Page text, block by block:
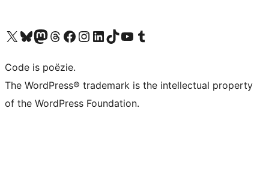
Bezoek ons X (voorheen Twitter) account
Bezoek ons Bluesky account
Bezoek ons Mastodon account
Bezoek ons Threads account
Onze Facebook pagina bezoeken
Bezoek ons Instagram account
Bezoek ons LinkedIn account
Bezoek ons TikTok account
Bezoek ons YouTube kanaalBezoek ons Tumblr account
Code is poëzie.
The WordPress® trademark is the intellectual property
of the WordPress Foundation.